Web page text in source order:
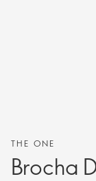
THE ONE
Brocha